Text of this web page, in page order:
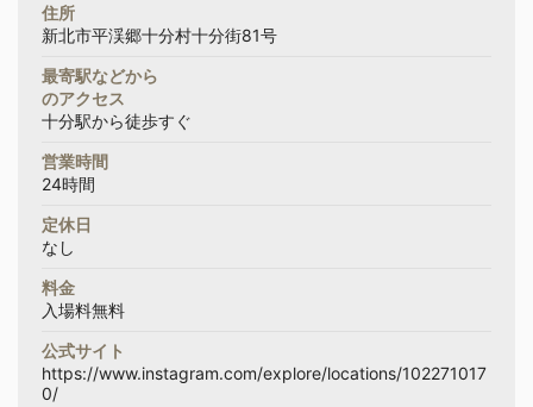
住所
新北市平渓郷十分村十分街81号
最寄駅などから
のアクセス
十分駅から徒歩すぐ
営業時間
24時間
定休日
なし
料金
入場料無料
公式サイト
https://www.instagram.com/explore/locations/102271017
0/